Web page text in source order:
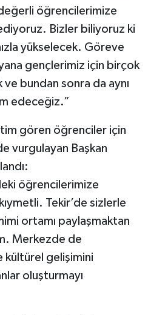
öğrencilerimize
Bizler biliyoruz ki
yükselecek. Göreve
gençlerimiz için birçok
bundan sonra da aynı
edeceğiz.”
gören öğrenciler için
vurgulayan Başkan
öğrencilerimize
Tekir’de sizlerle
ortamı paylaşmaktan
Merkezde de
kültürel gelişimini
oluşturmayı